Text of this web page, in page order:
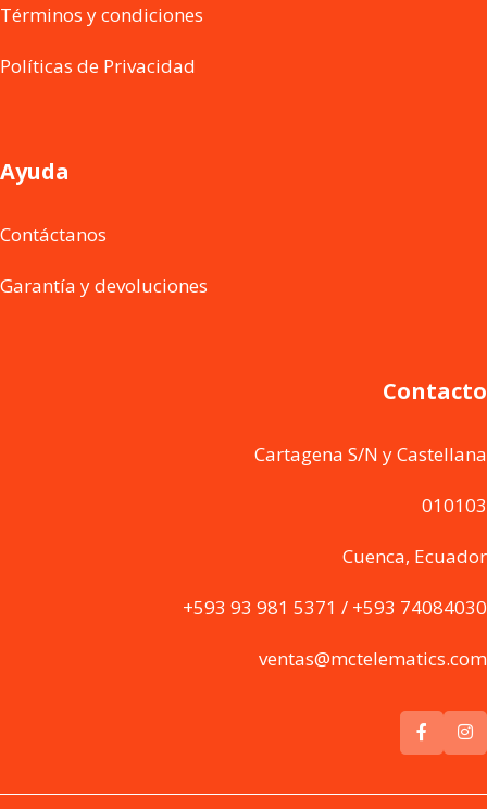
Términos y condiciones
Políticas de Privacidad
Ayuda
Contáctanos
Garantía y devoluciones
Contacto
Cartagena S/N y Castellana
010103
Cuenca, Ecuador
+593 93 981 5371 / +593 74084030
ventas@mctelematics.com